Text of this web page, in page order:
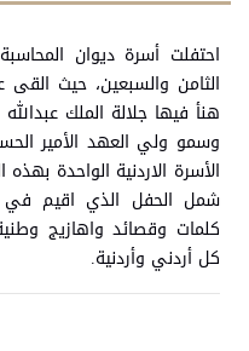
الثامن والسبعين، حيث
هنأ فيها جلالة الملك
وسمو ولي العهد الأمير
الأسرة الاردنية الواحدة
شمل الحفل الذي اقيم في
كلمات وقصائد واهازيج
كل أردني وأردنية.